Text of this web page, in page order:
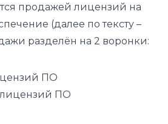
продажей лицензий на
(далее по тексту –
разделён на 2 воронки:
ПО
ПО